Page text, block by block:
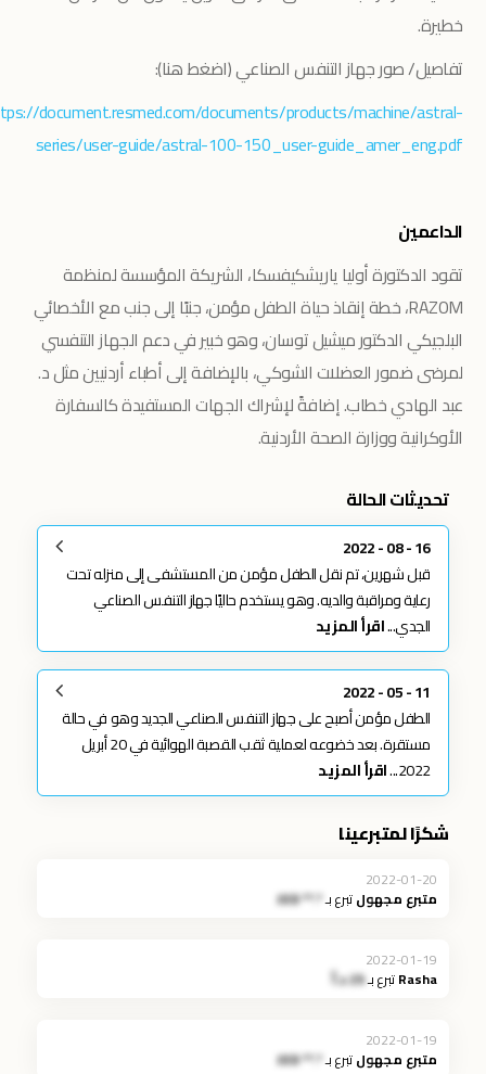
خطيرة.
تفاصيل/ صور جهاز التنفس الصناعي (اضغط هنا):
document.resmed.com/documents/products/machine/astral-
series/user-guide/astral-100-150_user-guide_amer_eng.pdf
الداعمين
تقود الدكتورة أوليا ياريشكيفسكا، الشريكة المؤسسة لمنظمة
RAZOM، خطة إنقاذ حياة الطفل مؤمن، جنبًا إلى جنب مع الأخصائي
البلجيكي الدكتور ميشيل توسان، وهو خبير في دعم الجهاز التنفسي
لمرضى ضمور العضلات الشوكي، بالإضافة إلى أطباء أردنيين مثل د.
عبد الهادي خطاب. إضافةً لإشراك الجهات المستفيدة كالسفارة
الأوكرانية ووزارة الصحة الأردنية.
تحديثات الحالة
16 - 08 - 2022
قبل شهرين، تم نقل الطفل مؤمن من المستشفى إلى منزله تحت
رعاية ومراقبة والديه. وهو يستخدم حاليًا جهاز التنفس الصناعي
الجدي...اقرأ المزيد
11 - 05 - 2022
الطفل مؤمن أصبح على جهاز التنفس الصناعي الجديد وهو في حالة
مستقرة. بعد خضوعه لعملية ثقب القصبة الهوائية في 20 أبريل
2022... اقرأ المزيد
شكرًا لمتبرعينا
2022-01-20
متبرع مجهولتبرع بـ*.** JOD
2022-01-19
Rashaتبرع بـ25 د.أ
2022-01-19
متبرع مجهولتبرع بـ*.** JOD